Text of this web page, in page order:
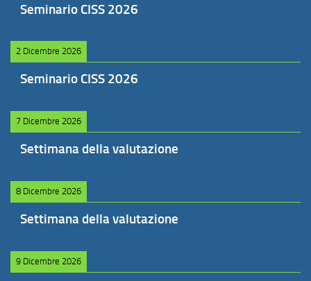
Seminario CISS 2026
2 Dicembre 2026
Seminario CISS 2026
7 Dicembre 2026
Settimana della valutazione
8 Dicembre 2026
Settimana della valutazione
9 Dicembre 2026